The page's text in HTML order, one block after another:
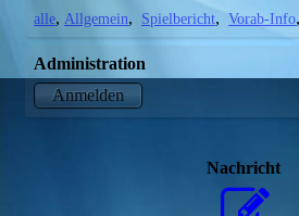
alle Allgemein Spielbericht Vorab-Info
Administration
Anmelden
Nachricht